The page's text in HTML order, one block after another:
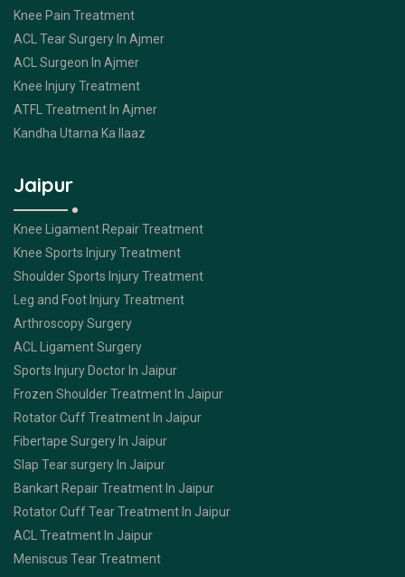
Knee Pain Treatment
ACL Tear Surgery In Ajmer
ACL Surgeon In Ajmer
Knee Injury Treatment
ATFL Treatment In Ajmer
Kandha Utarna Ka Ilaaz
Jaipur
Knee Ligament Repair Treatment
Knee Sports Injury Treatment
Shoulder Sports Injury Treatment
Leg and Foot Injury Treatment
Arthroscopy Surgery
ACL Ligament Surgery
Sports Injury Doctor In Jaipur
Frozen Shoulder Treatment In Jaipur
Rotator Cuff Treatment In Jaipur
Fibertape Surgery In Jaipur
Slap Tear surgery In Jaipur
Bankart Repair Treatment In Jaipur
Rotator Cuff Tear Treatment In Jaipur
ACL Treatment In Jaipur
Meniscus Tear Treatment